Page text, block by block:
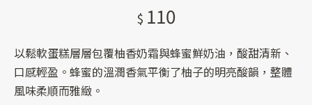
110
以鬆軟蛋糕層層包覆柚香奶霜與蜂蜜鮮奶油，酸甜清新、
口感輕盈。蜂蜜的溫潤香氣平衡了柚子的明亮酸韻，整體
風味柔順而雅緻。